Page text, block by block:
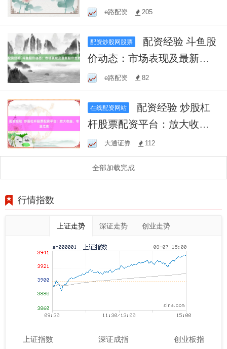
信息一览
e路配资 205
配资炒股网股票
价动态：市场表现及最新股
价走势
e路配资 82
在线配资网站
杆股票配资平台：放大收
益，专业之选
大通证券 112
全部加载完成
行情指数
上证走势 深证走势 创业走势
上证指数 深证成指 创业板指